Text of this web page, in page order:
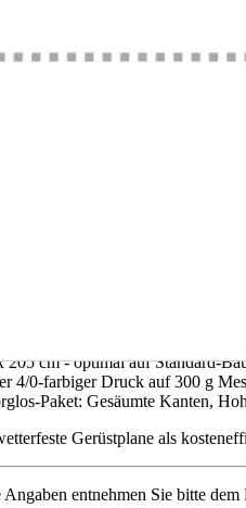
- Ihre Werbefläche am
Baugerüst in eine effektive
und Autofahrern,
für den
Gewebe (300 g) vereint optimale
für Stangen bis 6 cm) sowie
205 cm - optimal auf Standard-
4/0-farbiger Druck auf 300 g
Paket: Gesäumte Kanten,
Gerüstplane als
Angaben entnehmen Sie bitte